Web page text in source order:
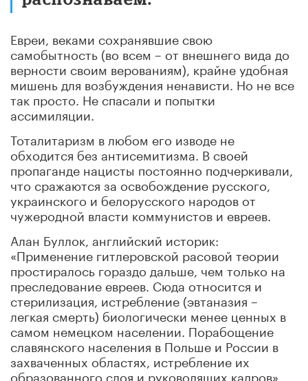
Евреи, веками сохранявшие свою
самобытность (во всем – от внешнего вида до
верности своим верованиям), крайне удобная
мишень для возбуждения ненависти. Но не все
так просто. Не спасали и попытки
ассимиляции.
Тоталитаризм в любом его изводе не
обходится без антисемитизма. В своей
пропаганде нацисты постоянно подчеркивали,
что сражаются за освобождение русского,
украинского и белорусского народов от
чужеродной власти коммунистов и евреев.
Алан Буллок, английский историк:
«Применение гитлеровской расовой теории
простиралось гораздо дальше, чем только на
преследование евреев. Сюда относится и
стерилизация, истребление (эвтаназия –
легкая смерть) биологически менее ценных в
самом немецком населении. Порабощение
славянского населения в Польше и России в
захваченных областях, истребление их
образованного слоя и руководящих кадров».